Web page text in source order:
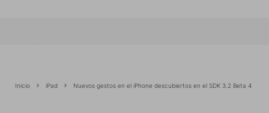
Inicio iPad Nuevos gestos en el iPhone descubiertos en el SDK 3.2 Beta 4